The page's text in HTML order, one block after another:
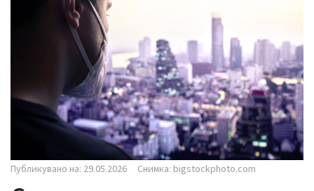
o
Публикувано на: 29.05.2026 Снимка: bigstockphoto.com